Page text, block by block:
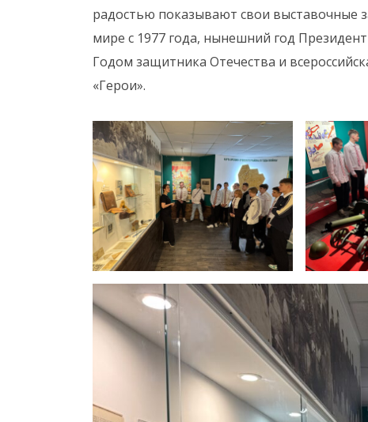
радостью показывают свои выставочные
мире с 1977 года, нынешний год
Годом защитника Отечества и
«Герои».